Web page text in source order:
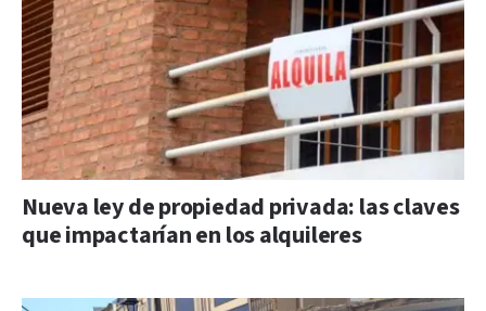
Nueva ley de propiedad privada: las claves
que impactarían en los alquileres